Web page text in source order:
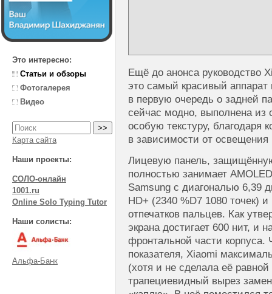
Это интересно:
Статьи и обзоры
Фотогалерея
Видео
Карта сайта
Наши проекты:
СОЛО-онлайн
1001.ru
Online Solo Typing Tutor
Наши солисты:
Альфа-Банк
Ещё до анонса руководство
это самый красивый
в первую очередь о задней
сейчас модно, выполнена из
особую текстуру, благодаря
в зависимости от освещения
Лицевую панель,
полностью занимает
Samsung с диагональю 6,39
HD+ (2340 %D7 1080 точек)
отпечатков пальцев. Как
экрана достигает 600 нит, и
фронтальной части корпуса.
показателя, Xiaomi
(хотя и не сделала её
трапециевидный вырез